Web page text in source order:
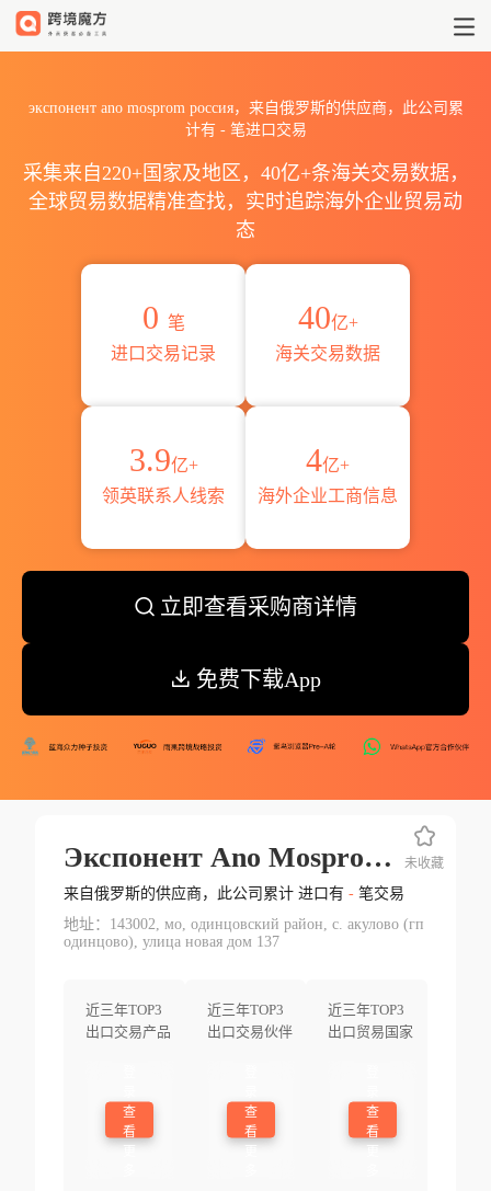
экспонент ano mosprom россия，来自俄罗斯的供应商，此公司累
计有 -笔进口交易
采集来自220+国家及地区，40亿+条海关交易数据，
全球贸易数据精准查找，实时追踪海外企业贸易动
态
0 笔
进口交易记录
40亿+
海关交易数据
3.9亿+
领英联系人线索
4亿+
海外企业工商信息
立即查看采购商详情
免费下载App
Экспонент Ano Mosprom Россия
来自俄罗斯的供应商，此公司累计 进口有 -笔交易
地址：143002, мо, одинцовский район, с. акулово (гп
одинцово), улица новая дом 137
近三年TOP3
出口交易产品
查
看
近三年TOP3
出口交易伙伴
查
看
近三年TOP3
出口贸易国家
查
看
未收藏